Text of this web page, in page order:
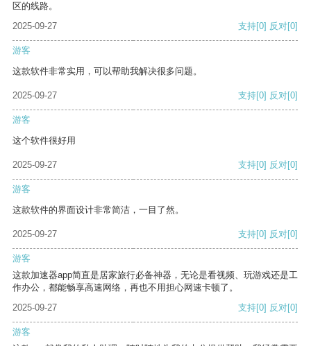
区的线路。
2025-09-27
支持[0] 反对[0]
游客
这款软件非常实用，可以帮助我解决很多问题。
2025-09-27 支持[0] 反对[0]
游客
这个软件很好用
2025-09-27 支持[0] 反对[0]
游客
这款软件的界面设计非常简洁，一目了然。
2025-09-27 支持[0] 反对[0]
游客
这款加速器app简直是居家旅行必备神器，无论是看视频、玩游戏还是工
作办公，都能畅享高速网络，再也不用担心网速卡顿了。
2025-09-27
支持[0] 反对[0]
游客